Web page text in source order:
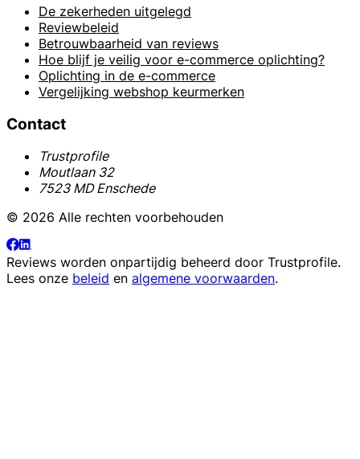
De zekerheden uitgelegd
Reviewbeleid
Betrouwbaarheid van reviews
Hoe blijf je veilig voor e-commerce oplichting?
Oplichting in de e-commerce
Vergelijking webshop keurmerken
Contact
Trustprofile
Moutlaan 32
7523 MD Enschede
© 2026 Alle rechten voorbehouden
Reviews worden onpartijdig beheerd door Trustprofile.
Lees onze beleid en algemene voorwaarden.